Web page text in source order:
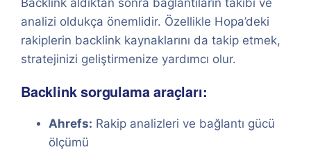
Backlink aldıktan sonra bağlantıların takibi ve
analizi oldukça önemlidir. Özellikle Hopa’deki
rakiplerin backlink kaynaklarını da takip etmek,
stratejinizi geliştirmenize yardımcı olur.
Backlink sorgulama araçları:
Ahrefs: Rakip analizleri ve bağlantı gücü
ölçümü